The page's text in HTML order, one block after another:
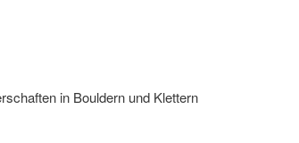
in Bouldern und Klettern